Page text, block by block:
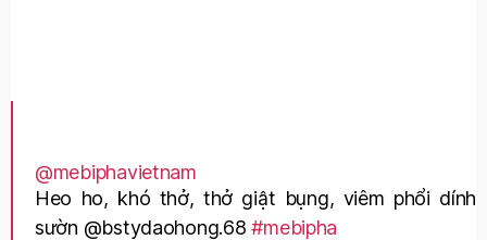
@mebiphavietnam
Heo ho, khó thở, thở giật bụng, viêm phổi dính
sườn @bstydaohong.68#mebipha